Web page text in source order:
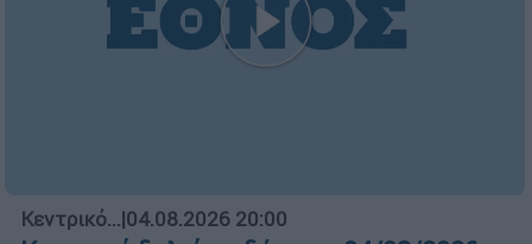
Κεντρικό...|04.08.2026 20:00